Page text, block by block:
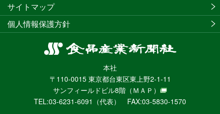
食
産
業
新
聞
本社
〒110-0015 東京都台東区東上野2-1-11
サンフィールドビル8階 （ＭＡＰ）
TEL:03-6231-6091（代表） FAX:03-5830-1570
サイトマップ
個人情報保護方針